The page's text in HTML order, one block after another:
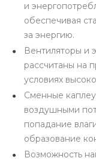
и
обеспечивая
за энергию.
Вентиляторы и
рассчитаны на
условиях
Сменные
воздушными
попадание
образование
Возможность